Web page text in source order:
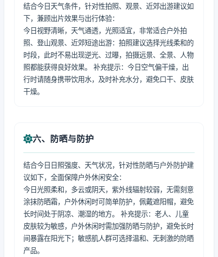
结合今日天气条件，针对性拍照、观景、近郊出游建议如
下，兼顾出片效果与出行体验：
今日视野清晰，天气通透，光照适宜，非常适合户外拍
照、登山观景、近郊短途出游：拍照建议选择光线柔和的
时段，此时不易出现逆光、过曝，拍摄远景、全景、人物
照都能获得良好效果。 补充提示：今日空气偏干燥，出
行时请随身携带饮用水，及时补充水分，避免口干、皮肤
干燥。
六、防晒与防护
结合今日日照强度、天气状况，针对性防晒与户外防护建
议如下，全面保障户外休闲安全：
今日光照柔和，多云或阴天，紫外线辐射较弱，无需刻意
涂抹防晒霜，户外休闲时可简单防护，佩戴遮阳帽，避免
长时间处于阴凉、潮湿的地方。 补充提示：老人、儿童
皮肤较为敏感，户外休闲时需加强防晒与防护，避免长时
间暴露在阳光下；敏感肌人群可选择温和、无刺激的防晒
产品。